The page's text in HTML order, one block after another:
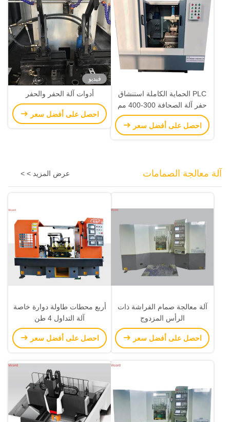
PLC الحماية الكاملة استنشاق
حفر آلة الصحافة 300-400 مم
الجهاز المتوسط إلى
Cenctemaximum طول التصنيع
احصل على أفضل سعر
فيديو
أدوات آلة الحفر والحفر
احصل على أفضل سعر
آلة معالجة الصمامات عرض المزيد > >
آلة معالجة صمام الفراشة ذات
الرأس المزدوج
احصل على أفضل سعر
أربع محطات طاولة دوارة خاصة
آلة التداول 4 طن
احصل على أفضل سعر